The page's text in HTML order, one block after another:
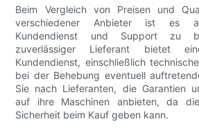
Beim Vergleich von Preisen und
verschiedener Anbieter ist es
Kundendienst und Support zu
zuverlässiger Lieferant bietet
Kundendienst, einschließlich
bei der Behebung eventuell
Sie nach Lieferanten, die Garantien
auf ihre Maschinen anbieten, da
Sicherheit beim Kauf geben kann.